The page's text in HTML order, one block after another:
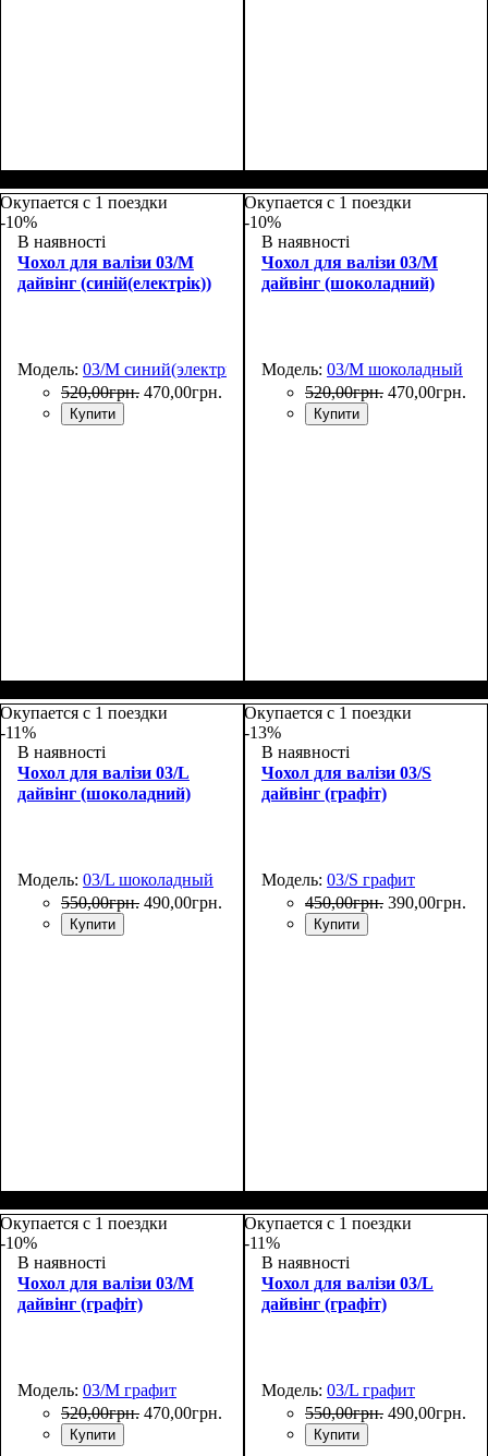
Окупается с 1 поездки
-10%
В наявності
Чохол для валізи 03/M
дайвінг (синій(електрік))
Модель: 03/M синий(электрик)
520,00грн. 470,00грн.
Купити
Окупается с 1 поездки
-10%
В наявності
Чохол для валізи 03/M
дайвінг (шоколадний)
Модель: 03/M шоколадный
520,00грн. 470,00грн.
Купити
Окупается с 1 поездки
-11%
В наявності
Чохол для валізи 03/L
дайвінг (шоколадний)
Модель: 03/L шоколадный
550,00грн. 490,00грн.
Купити
Окупается с 1 поездки
-13%
В наявності
Чохол для валізи 03/S
дайвінг (графіт)
Модель: 03/S графит
450,00грн. 390,00грн.
Купити
Окупается с 1 поездки
-10%
В наявності
Чохол для валізи 03/M
дайвінг (графіт)
Модель: 03/M графит
520,00грн. 470,00грн.
Купити
Окупается с 1 поездки
-11%
В наявності
Чохол для валізи 03/L
дайвінг (графіт)
Модель: 03/L графит
550,00грн. 490,00грн.
Купити